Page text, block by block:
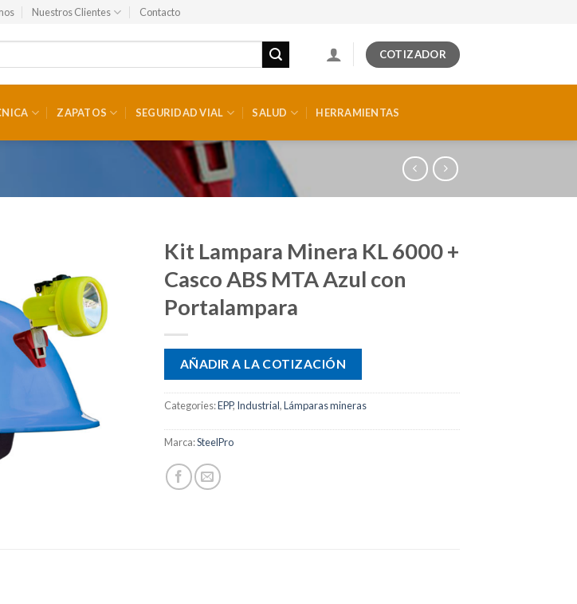
Nuestros Clientes Contacto
COTIZADOR
ZAPATOS SEGURIDAD VIAL SALUD HERRAMIENTAS
Kit Lampara Minera KL 6000 +
Casco ABS MTA Azul con
Portalampara
AÑADIR A LA COTIZACIÓN
Categories:EPP, Industrial,Lámparas mineras
Marca:SteelPro